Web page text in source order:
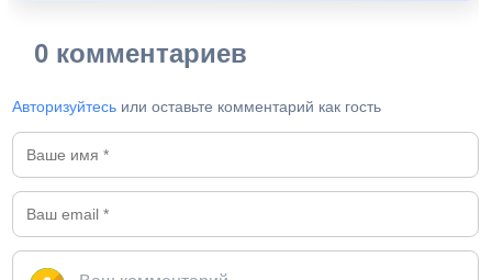
0 комментариев
Авторизуйтесь или оставьте комментарий как гость